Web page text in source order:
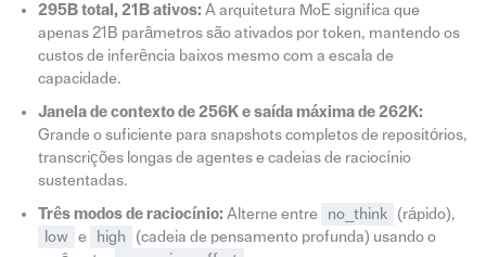
295B total, 21B ativos: A arquitetura MoE significa que
apenas 21B parâmetros são ativados por token, mantendo os
custos de inferência baixos mesmo com a escala de
capacidade.
Janela de contexto de 256K e saída máxima de 262K:
Grande o suficiente para snapshots completos de repositórios,
transcrições longas de agentes e cadeias de raciocínio
sustentadas.
Três modos de raciocínio: Alterne entre no_think
(rápido),
low
e high
(cadeia de pensamento profunda) usando o